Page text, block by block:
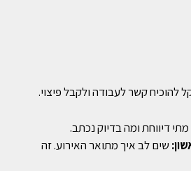
להוכיח קשר לעבודה ולקבל פיצוי.
מתי דיווחת ומה בדיוק נכתב.
שים לב איך מתואר האירוע. זה